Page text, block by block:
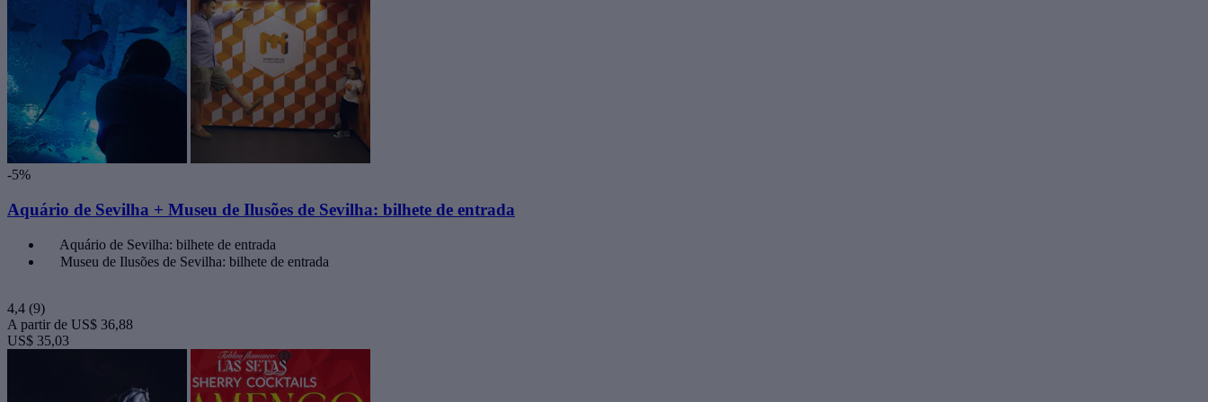
-5%
Aquário de Sevilha + Museu de Ilusões de Sevilha: bilhete de entrada
Aquário de Sevilha: bilhete de entrada
Museu de Ilusões de Sevilha: bilhete de entrada
4,4 (9)
A partir de US$ 36,88
US$ 35,03